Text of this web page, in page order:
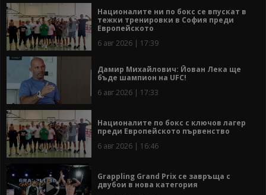
Националите ни по бокс се впускат в
тежки тренировки в София преди
Европейското
6 авг 2026 | 17:39
Дамир Михайлович: Йован Лека ще
бъде шампион на UFC!
6 авг 2026 | 17:33
Националите по бокс с ключов лагер
преди Европейското първенство
6 авг 2026 | 16:46
Grappling Grand Prix се завръща с
двубои в нова категория